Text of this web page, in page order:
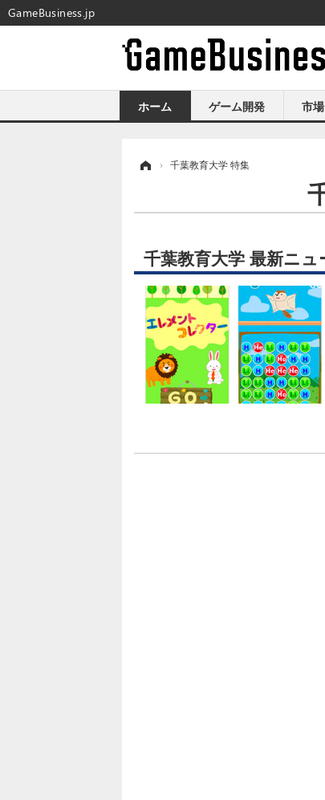
ホーム ゲーム開発 市場
› 千葉教育大学 特集
千葉教育大学 最新ニュ
GameBusiness.jp